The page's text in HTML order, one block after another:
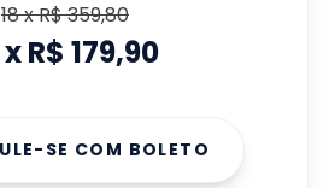
18xR$ 359,80
xR$ 179,90
SE COM BOLETO